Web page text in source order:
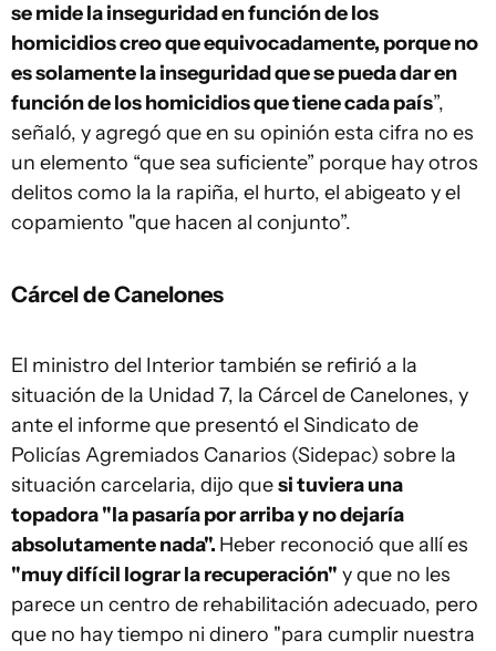
se mide la inseguridad en función de los
homicidios creo que equivocadamente, porque no
es solamente la inseguridad que se pueda dar en
función de los homicidios que tiene cada país”,
señaló, y agregó que en su opinión esta cifra no es
un elemento “que sea suficiente” porque hay otros
delitos como la la rapiña, el hurto, el abigeato y el
copamiento "que hacen al conjunto”.
Cárcel de Canelones
El ministro del Interior también se refirió a la
situación de la Unidad 7, la Cárcel de Canelones, y
ante el informe que presentó el Sindicato de
Policías Agremiados Canarios (Sidepac) sobre la
situación carcelaria, dijo quesi tuviera una
topadora "la pasaría por arriba y no dejaría
absolutamente nada". Heber reconoció que allí es
"muy difícil lograr la recuperación" y que no les
parece un centro de rehabilitación adecuado, pero
que no hay tiempo ni dinero "para cumplir nuestra